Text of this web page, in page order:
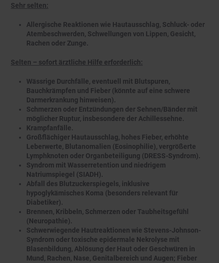
Sehr selten:
Allergische Reaktionen wie Hautausschlag, Schluck- oder
Atembeschwerden, Schwellungen von Lippen, Gesicht,
Rachen oder Zunge.
Selten – sofort ärztliche Hilfe erforderlich:
Wässrige Durchfälle, eventuell mit Blutspuren,
Bauchkrämpfen und Fieber (könnte auf eine schwere
Darmerkrankung hinweisen).
Schmerzen oder Entzündungen der Sehnen/Bänder mit
möglicher Ruptur, insbesondere der Achillessehne.
Krampfanfälle.
Großflächiger Hautausschlag, hohes Fieber, erhöhte
Leberwerte, Blutanomalien (Eosinophilie), vergrößerte
Lymphknoten oder Organbeteiligung (DRESS-Syndrom).
Syndrom mit Wasserretention und niedrigem
Natriumspiegel (SIADH).
Abfall des Blutzuckerspiegels, inklusive
hypoglykämisches Koma (besonders relevant für
Diabetiker).
Brennen, Kribbeln, Schmerzen oder Taubheitsgefühl
(Neuropathie).
Schwerwiegende Hautreaktionen wie Stevens-Johnson-
Syndrom oder toxische epidermale Nekrolyse mit
Blasenbildung, Ablösung der Haut oder Geschwüren in
Mund, Rachen, Nase, Genitalbereich und Augen; Fieber